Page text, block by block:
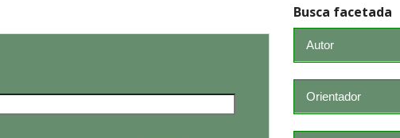
Busca facetada
Autor
Orientador